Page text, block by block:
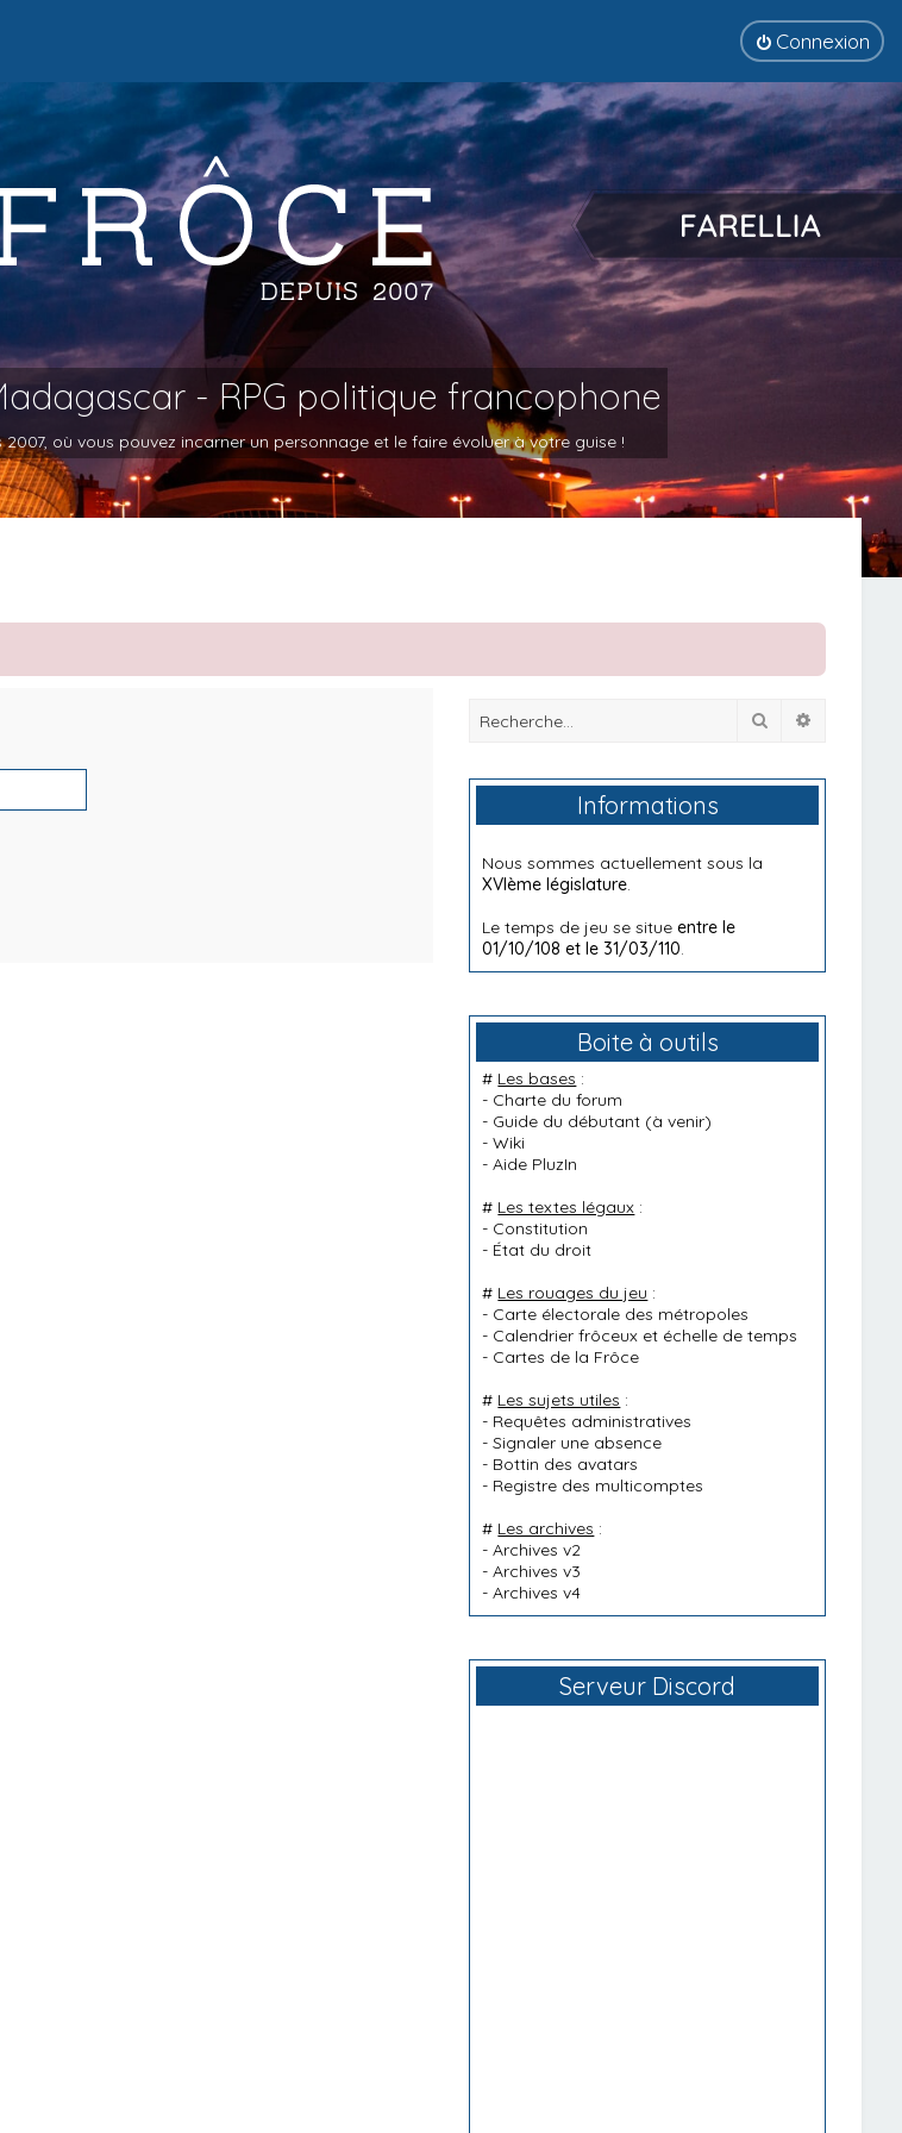
Connexion
- RPG politique francophone
où vous pouvez incarner un personnage et le faire évoluer à votre guise !
Rechercher
Informations
Nous sommes actuellement sous la
XVIème législature.
Le temps de jeu se situeentre le
01/10/108 et le 31/03/110.
Boite à outils
# Les bases :
- Charte du forum
- Guide du débutant (à venir)
-Wiki
-Aide PluzIn
# Les textes légaux :
- Constitution
- État du droit
# Les rouages du jeu :
- Carte électorale des métropoles
- Calendrier frôceux et échelle de temps
- Cartes de la Frôce
# Les sujets utiles :
- Requêtes administratives
-Signaler une absence
- Bottin des avatars
- Registre des multicomptes
# Les archives :
-Archives v2
-Archives v3
-Archives v4
Serveur Discord